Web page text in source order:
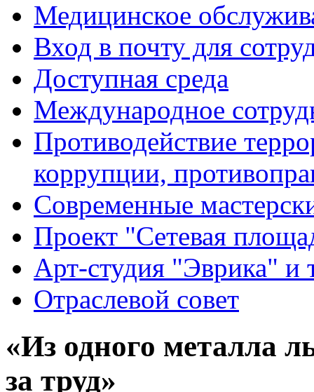
Медицинское
Вход в почту для
Доступная среда
Международное
Противодействие
коррупции,
Современные
Проект "Сетевая
Арт-студия "Эврика" и
Отраслевой совет
«Из одного металла
за труд»